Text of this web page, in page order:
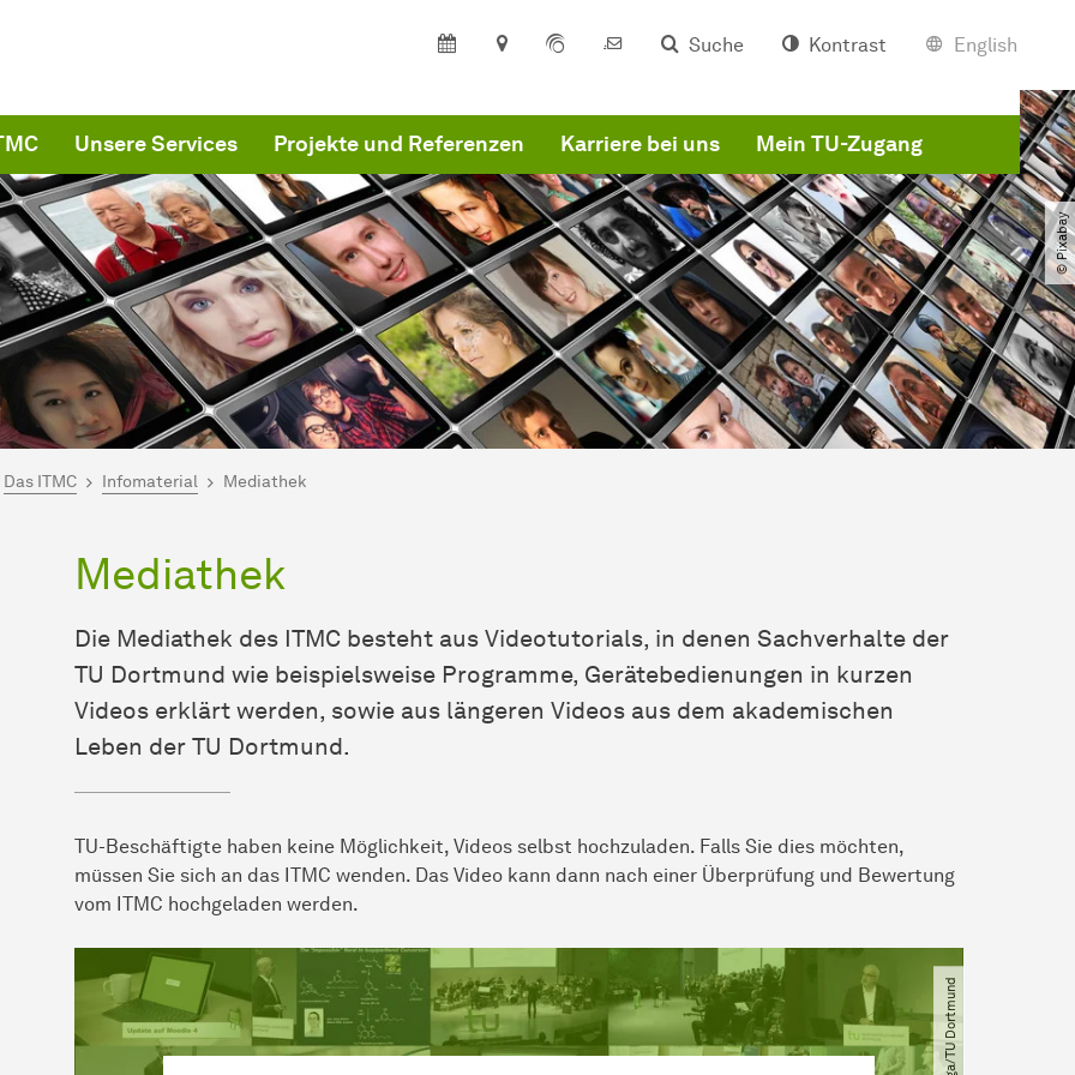
Suche Kontrast English
Unsere Services Projekte und Referenzen Karriere bei uns Mein TU-Zugang
© Pixabay
hier:
Das ITMC Infomaterial Mediathek
Mediathek
Die Mediathek des ITMC besteht aus Videotutorials, in denen Sachverhalte der
TU Dortmund wie beispielsweise Programme, Gerätebedienungen in kurzen
Videos erklärt werden, sowie aus längeren Videos aus dem akademischen
Leben der TU Dortmund.
TU-Beschäftigte haben keine Möglichkeit, Videos selbst hochzuladen. Falls Sie dies möchten,
müssen Sie sich an das ITMC wenden. Das Video kann dann nach einer Überprüfung und Bewertung
vom ITMC hochgeladen werden.